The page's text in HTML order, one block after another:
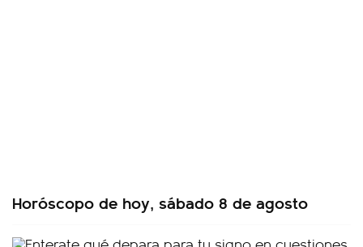
Horóscopo de hoy, sábado 8 de agosto